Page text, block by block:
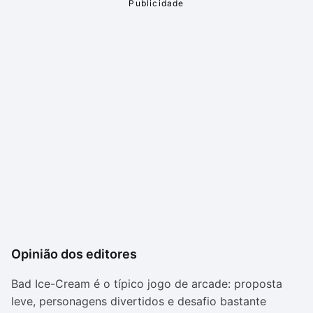
Opinião dos editores
Bad Ice-Cream é o típico jogo de arcade: proposta
leve, personagens divertidos e desafio bastante